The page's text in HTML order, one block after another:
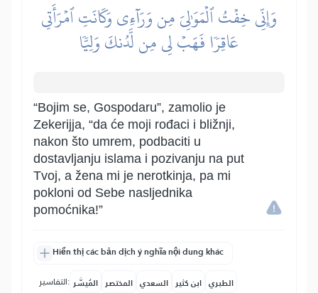
وَإِنِّي خِفۡتُ ٱلۡمَوَٰلِيَ مِن وَرَآءِي وَكَانَتِ ٱمۡرَأَتِي
عَاقِرٗا فَهَبۡ لِي مِن لَّدُنكَ وَلِيّٗا
“Bojim se, Gospodaru”, zamolio je
Zekerijja, “da će moji rođaci i bližnji,
nakon što umrem, podbaciti u
dostavljanju islama i pozivanju na put
Tvoj, a žena mi je nerotkinja, pa mi
pokloni od Sebe nasljednika
pomoćnika!”
Hiển thị các bản dịch ý nghĩa nội dung khác
التفاسير: المُيسَّر المختصر السعدي ابن كثير الطبري